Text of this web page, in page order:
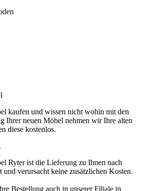
kaufen und wissen nicht wohin mit den
Ihrer neuen Möbel nehmen wir Ihre alten
diese kostenlos.
Ryter ist die Lieferung zu Ihnen nach
verursacht keine zusätzlichen Kosten.
Bestellung auch in unserer Filiale in